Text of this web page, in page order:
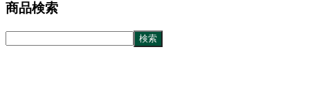
商品検索